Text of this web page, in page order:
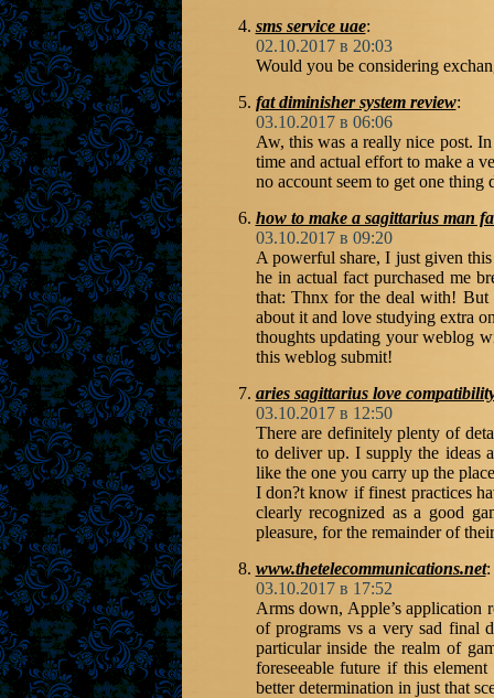
sms service uae:
02.10.2017 в 20:03
Would you be considering
fat diminisher system review:
03.10.2017 в 06:06
Aw, this was a really nice post.
time and actual effort to make a
no account seem to get one thing
how to make a sagittarius man
03.10.2017 в 09:20
A powerful share, I just given
he in actual fact purchased me
that: Thnx for the deal with! But
about it and love studying extra
thoughts updating your weblog
this weblog submit!
aries sagittarius love
03.10.2017 в 12:50
There are definitely plenty of
to deliver up. I supply the ideas
like the one you carry up the
I don?t know if finest practices
clearly recognized as a good
pleasure, for the remainder of
www.thetelecommunications.net:
03.10.2017 в 17:52
Arms down, Apple’s
of programs vs a very sad final
particular inside the realm of
foreseeable future if this
better determination in just that